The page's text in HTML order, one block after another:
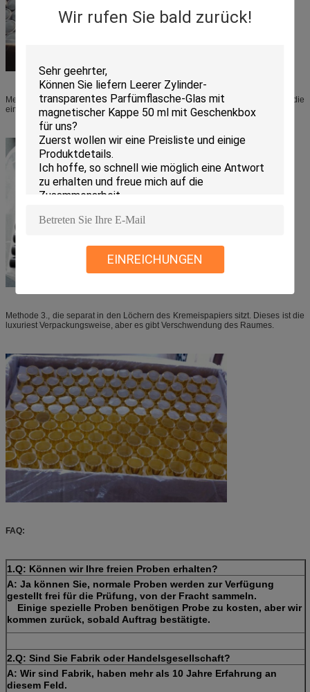
Wir rufen Sie bald zurück!
EINREICHUNGEN
Methode 2. nacheinander sitzend auf Kremeispapiernuten. Dieses ist die
einfachste und schnellste Verpackungsweise.
Methode 3., die separat in den Löchern des Kremeispapiers sitzt. Dieses ist die
luxuriest Verpackungsweise, aber es gibt Verschwendung des Raumes.
FAQ:
1.Q: Können wir Ihre freien Proben erhalten?
A: Ja können Sie, normale Proben werden zur Verfügung
gestellt frei für die Prüfung, von der Fracht sammeln.
Einige spezielle Proben benötigen Probe zu kosten, aber wir
kommen zurück, sobald Auftrag bestätigte.
2.Q: Sind Sie Fabrik oder Handelsgesellschaft?
A: Wir sind Fabrik, haben mehr als 10 Jahre Erfahrung an
diesem Feld.